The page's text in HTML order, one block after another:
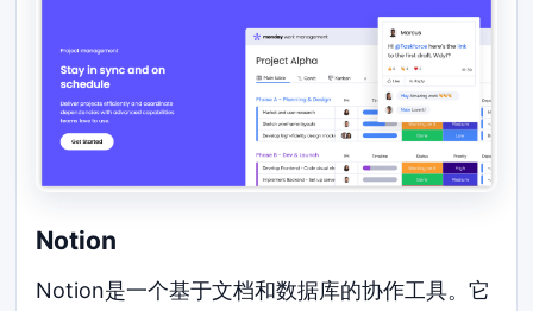
Notion
Notion是一个基于文档和数据库的协作工具。它